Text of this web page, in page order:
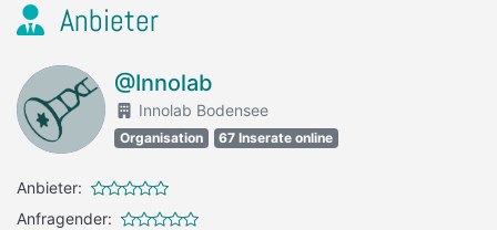
Anbieter
@Innolab
Innolab Bodensee
Organisation 67 Inserate online
Anbieter:
Anfragender: